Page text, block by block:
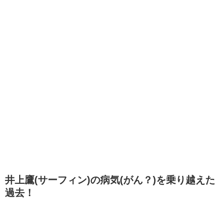
井上鷹(サーフィン)の病気(がん？)を乗り越えた
過去！